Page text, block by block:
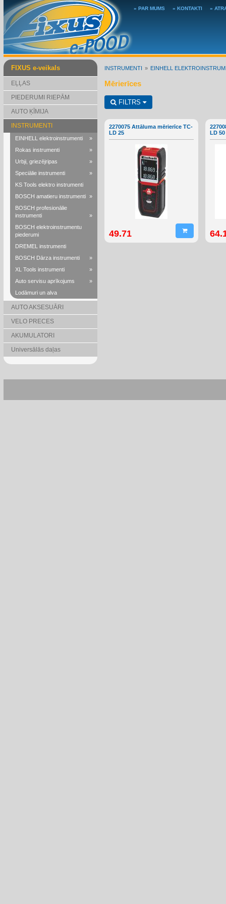
» PAR MUMS » KONTAKTI »
FIXUS e-veikals
EĻĻAS
PIEDERUMI RIEPĀM
AUTO ĶĪMIJA
INSTRUMENTI
EINHELL elektroinstrumenti
»
Rokas instrumenti
»
Urbji, griezējripas
»
Speciālie instrumenti
»
KS Tools elektro instrumenti
BOSCH amatieru instrumenti »
BOSCH profesionālie
instrumenti
»
BOSCH elektroinstrumentu
piederumi
DREMEL instrumenti
BOSCH Dārza instrumenti
»
XL Tools instrumenti
»
Auto servisu aprīkojums
»
Lodāmuri un alva
AUTO AKSESUĀRI
VELO PRECES
AKUMULATORI
Universālās daļas
INSTRUMENTI EINHELL
Mērierīces
FILTRS
2270075 Attāluma mērierīce TC-
LD 25
49.71
LD 50